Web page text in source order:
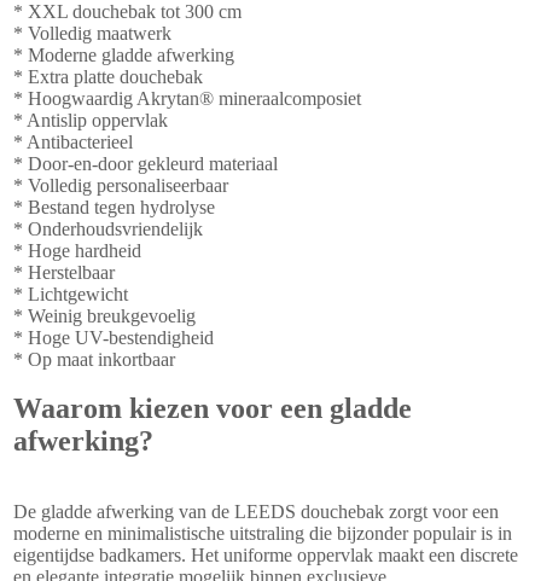
* XXL douchebak tot 300 cm
* Volledig maatwerk
* Moderne gladde afwerking
* Extra platte douchebak
* Hoogwaardig Akrytan® mineraalcomposiet
* Antislip oppervlak
* Antibacterieel
* Door-en-door gekleurd materiaal
* Volledig personaliseerbaar
* Bestand tegen hydrolyse
* Onderhoudsvriendelijk
* Hoge hardheid
* Herstelbaar
* Lichtgewicht
* Weinig breukgevoelig
* Hoge UV-bestendigheid
* Op maat inkortbaar
Waarom kiezen voor een gladde
afwerking?
De gladde afwerking van de LEEDS douchebak zorgt voor een
moderne en minimalistische uitstraling die bijzonder populair is in
eigentijdse badkamers. Het uniforme oppervlak maakt een discrete